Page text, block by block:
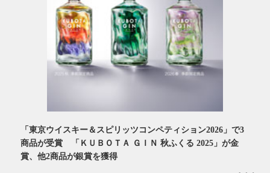
「東京ウイスキー＆スピリッツコンペティション2026」で3
商品が受賞 「ＫＵＢＯＴＡ ＧＩＮ 秋ふくる 2025」が金
賞、他2商品が銀賞を獲得